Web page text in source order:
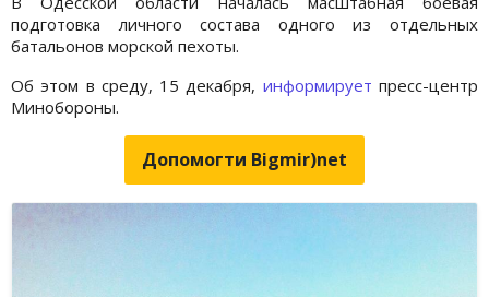
подготовка личного состава одного из отдельных
батальонов морской пехоты.
Об этом в среду, 15 декабря, информирует пресс-центр
Минобороны.
Допомогти Bigmir)net